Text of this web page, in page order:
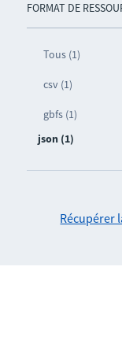
FORMAT DE
Tous (1)
csv (1)
gbfs (1)
json (1)
Récupérer